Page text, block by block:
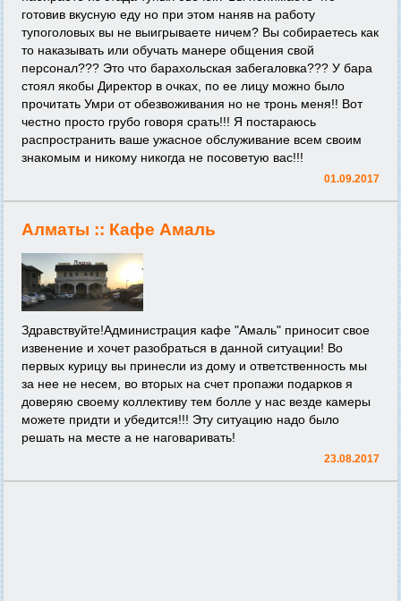
готовив вкусную еду но при этом наняв на работу
тупоголовых вы не выигрываете ничем? Вы собираетесь как
то наказывать или обучать манере общения свой
персонал??? Это что барахольская забегаловка??? У бара
стоял якобы Директор в очках, по ее лицу можно было
прочитать Умри от обезвоживания но не тронь меня!! Вот
честно просто грубо говоря срать!!! Я постараюсь
распространить ваше ужасное обслуживание всем своим
знакомым и никому никогда не посоветую вас!!!
01.09.2017
Алматы :: Кафе Амаль
Здравствуйте!Администрация кафе "Амаль" приносит свое
извенение и хочет разобраться в данной ситуации! Во
первых курицу вы принесли из дому и ответственность мы
за нее не несем, во вторых на счет пропажи подарков я
доверяю своему коллективу тем болле у нас везде камеры
можете придти и убедится!!! Эту ситуацию надо было
решать на месте а не наговаривать!
23.08.2017